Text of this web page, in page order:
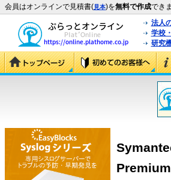
会員はオンラインで見積書(見本)を無料で作成でき
法人
学校
研究